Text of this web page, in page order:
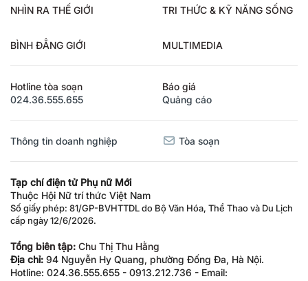
NHÌN RA THẾ GIỚI TRI THỨC & KỸ NĂNG SỐNG
BÌNH ĐẲNG GIỚI MULTIMEDIA
Hotline tòa soạn
024.36.555.655
Báo giá
Quảng cáo
Thông tin doanh nghiệp Tòa soạn
Tạp chí điện tử Phụ nữ Mới
Thuộc Hội Nữ trí thức Việt Nam
Số giấy phép: 81/GP-BVHTTDL do Bộ Văn Hóa, Thể Thao và Du Lịch
cấp ngày 12/6/2026.
Tổng biên tập: Chu Thị Thu Hằng
Địa chỉ: 94 Nguyễn Hy Quang, phường Đống Đa, Hà Nội.
Hotline: 024.36.555.655 - 0913.212.736 - Email: